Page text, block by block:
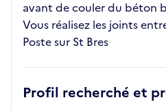
avant de couler du béton
Vous réalisez les joints
Poste sur St Bres
Profil recherché et